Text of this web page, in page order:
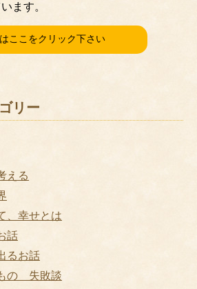
ます。
ここをクリック下さい
リー
える
、幸せとは
話
るお話
の 失敗談